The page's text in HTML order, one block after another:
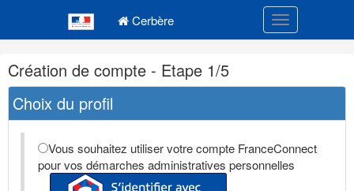
Cerbère Toggle
Navigation
et
outils
annexes
Création de compte - Etape 1/5
Choix du profil
Vous souhaitez utiliser votre compte FranceConnect
pour vos démarches administratives personnelles